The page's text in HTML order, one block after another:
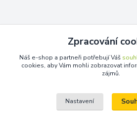
+420 725 889 873
(Po-Ne, 9-18 hod.)
Zpracování
Náš e-shop a partneři potřebují Váš
cookies, aby Vám mohli zobrazovat
zájmů.
Nastavení